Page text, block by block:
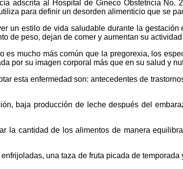
adscrita al Hospital de Gineco Obstetricia
para definir un desorden alimenticio que se
un estilo de vida saludable durante la
de peso, dejan de comer y aumentan su
es mucho más común que la pregorexia, los
por su imagen corporal más que en su salud y
esta enfermedad son: antecedentes de
baja producción de leche después del
la cantidad de los alimentos de manera
una taza de fruta picada de